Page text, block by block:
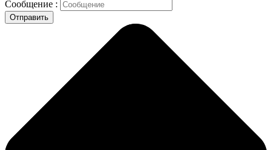
Сообщение :
Отправить